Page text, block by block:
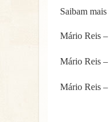
Saibam
Mário Reis
Mário Reis
Mário Reis